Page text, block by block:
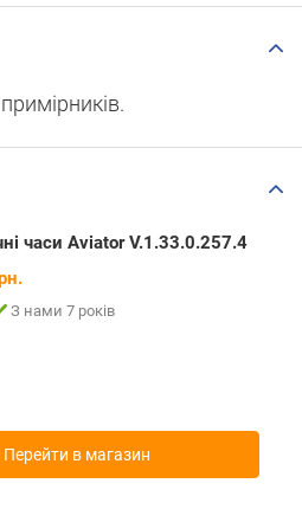
часи Aviator V.1.33.0.257.4
З нами 7 років
Перейти в магазин